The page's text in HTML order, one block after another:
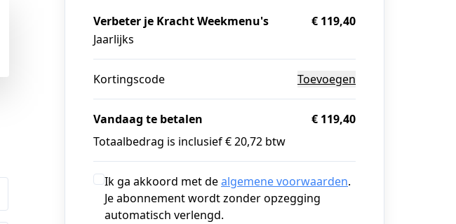
Verbeter je Kracht Weekmenu's
Jaarlijks
€ 119,40
Kortingscode Toevoegen
Vandaag te betalen
€ 119,40
Totaalbedrag is inclusief € 20,72 btw
Ik ga akkoord met dealgemene voorwaarden.
Je abonnement wordt zonder opzegging
automatisch verlengd.